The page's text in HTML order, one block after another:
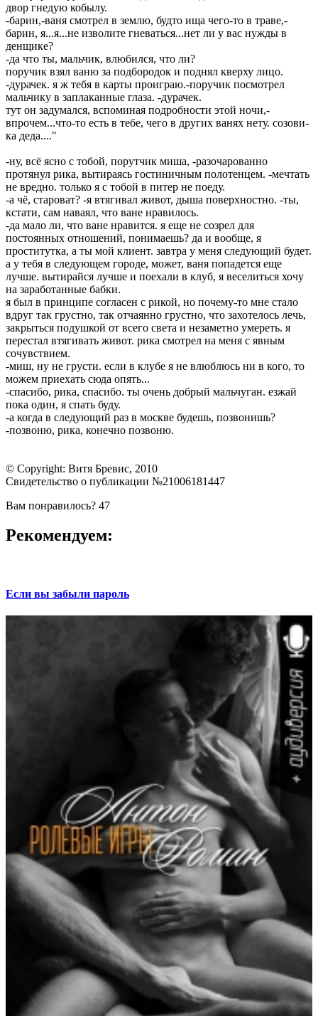
двор гнедую кобылу.
-барин,-ваня смотрел в землю, будто ища чего-то в траве,-
барин, я...я...не изволите гневаться...нет ли у вас нужды в
денщике?
-да что ты, мальчик, влюбился, что ли?
поручик взял ваню за подбородок и поднял кверху лицо.
-дурачек. я ж тебя в карты проиграю.-поручик посмотрел
мальчику в заплаканные глаза. -дурачек.
тут он задумался, вспоминая подробности этой ночи,-
впрочем...что-то есть в тебе, чего в других ванях нету. созови-
ка деда...."
-ну, всё ясно с тобой, порутчик миша, -разочарованно
протянул рика, вытираясь гостиничным полотенцем. -мечтать
не вредно. только я с тобой в питер не поеду.
-а чё, староват? -я втягивал живот, дыша поверхностно. -ты,
кстати, сам наваял, что ване нравилось.
-да мало ли, что ване нравится. я еще не созрел для
постоянных отношений, понимаешь? да и вообще, я
проститутка, а ты мой клиент. завтра у меня следующий будет.
а у тебя в следующем городе, может, ваня попадется еще
лучше. вытирайся лучше и поехали в клуб, я веселиться хочу
на заработанные бабки.
я был в принципе согласен с рикой, но почему-то мне стало
вдруг так грустно, так отчаянно грустно, что захотелось лечь,
закрыться подушкой от всего света и незаметно умереть. я
перестал втягивать живот. рика смотрел на меня с явным
сочувствием.
-миш, ну не грусти. если в клубе я не влюблюсь ни в кого, то
можем приехать сюда опять...
-спасибо, рика, спасибо. ты очень добрый мальчуган. езжай
пока один, я спать буду.
-а когда в следующий раз в москве будешь, позвонишь?
-позвоню, рика, конечно позвоню.
© Copyright: Витя Бревис, 2010
Свидетельство о публикации №21006181447
Вам понравилось? 47
Рекомендуем:
Если вы забыли пароль